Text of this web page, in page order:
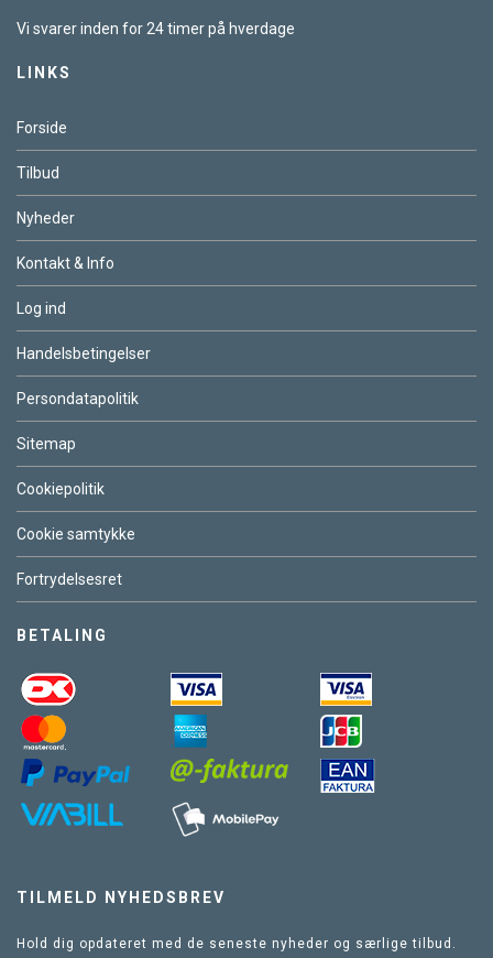
Vi svarer inden for 24 timer på hverdage
LINKS
Forside
Tilbud
Nyheder
Kontakt & Info
Log ind
Handelsbetingelser
Persondatapolitik
Sitemap
Cookiepolitik
Cookie samtykke
Fortrydelsesret
BETALING
TILMELD NYHEDSBREV
Hold dig opdateret med de seneste nyheder og særlige tilbud.